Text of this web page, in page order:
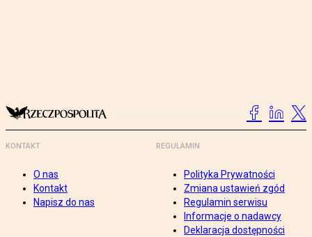
KONTAKT
O nas
Kontakt
Napisz do nas
REGULAMIN
Polityka Prywatności
Zmiana ustawień zgód
Regulamin serwisu
Informacje o nadawcy
Deklaracja dostępności